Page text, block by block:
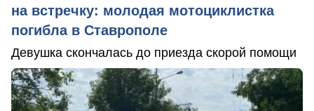
на встречку: молодая мотоциклистка
погибла в Ставрополе
Девушка скончалась до приезда скорой помощи